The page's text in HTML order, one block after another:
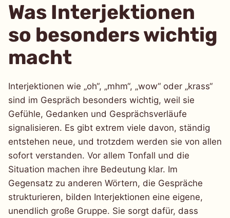
Was Interjektionen
so besonders wichtig
macht
Interjektionen wie „oh“, „mhm“, „wow“ oder „krass“
sind im Gespräch besonders wichtig, weil sie
Gefühle, Gedanken und Gesprächsverläufe
signalisieren. Es gibt extrem viele davon, ständig
entstehen neue, und trotzdem werden sie von allen
sofort verstanden. Vor allem Tonfall und die
Situation machen ihre Bedeutung klar. Im
Gegensatz zu anderen Wörtern, die Gespräche
strukturieren, bilden Interjektionen eine eigene,
unendlich große Gruppe. Sie sorgt dafür, dass